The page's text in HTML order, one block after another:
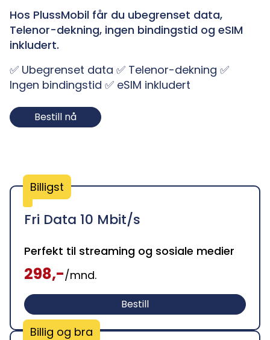
Hos PlussMobil får du ubegrenset data,
Telenor-dekning, ingen bindingstid og eSIM
inkludert.
✅ Ubegrenset data ✅ Telenor-dekning ✅
Ingen bindingstid ✅ eSIM inkludert
Bestill nå
Billigst
Fri Data 10 Mbit/s
Perfekt til streaming og sosiale medier
298,-/mnd.
Bestill
Billig og bra